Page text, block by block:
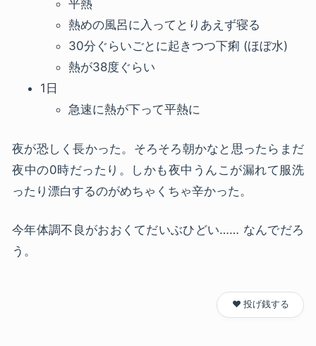
平熱
熱めの風呂に入ってとりあえず寝る
30分ぐらいごとに起きつつ下痢 (ほぼ水)
熱が38度ぐらい
1日
急速に熱が下って平熱に
夜が恐しく長かった。そろそろ朝かなと思ったらまだ
夜中の0時だったり。しかも夜中うんこが漏れて服洗
ったり漂白するのがめちゃくちゃ辛かった。
今年体調不良がおおくてだいぶひどい…… なんでだろ
う。
❤️ 投げ銭する